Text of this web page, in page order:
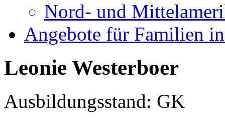
Nord- und
Angebote für Familien
Leonie Westerboer
Ausbildungsstand: GK